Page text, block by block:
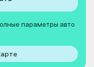
параметры авто